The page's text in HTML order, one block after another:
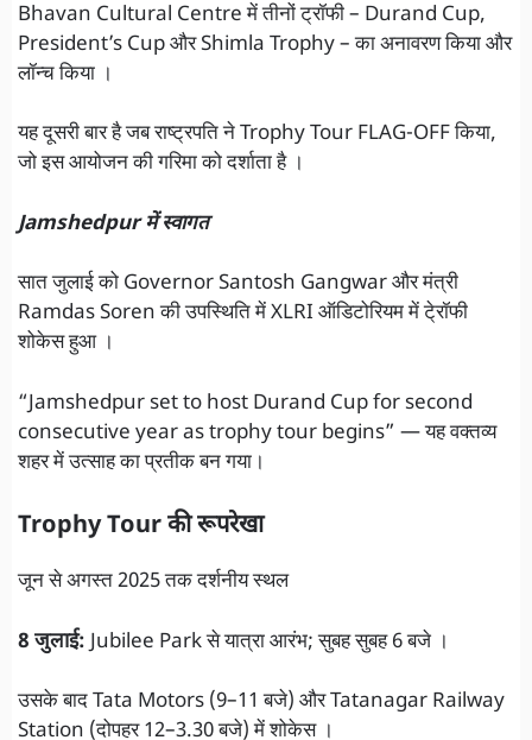
Bhavan Cultural Centre में तीनों ट्रॉफी – Durand Cup,
President’s Cup और Shimla Trophy – का अनावरण किया और
लॉन्च किया ।
यह दूसरी बार है जब राष्ट्रपति ने Trophy Tour FLAG-OFF किया,
जो इस आयोजन की गरिमा को दर्शाता है ।
Jamshedpur में स्वागत
सात जुलाई को Governor Santosh Gangwar और मंत्री
Ramdas Soren की उपस्थिति में XLRI ऑडिटोरियम में टे्रॉफी
शोकेस हुआ ।
“Jamshedpur set to host Durand Cup for second
consecutive year as trophy tour begins” — यह वक्तव्य
शहर में उत्साह का प्रतीक बन गया।
Trophy Tour की रूपरेखा
जून से अगस्त 2025 तक दर्शनीय स्थल
8 जुलाई:Jubilee Park से यात्रा आरंभ; सुबह सुबह 6 बजे ।
उसके बाद Tata Motors (9–11 बजे) और Tatanagar Railway
Station (दोपहर 12–3.30 बजे) में शोकेस ।